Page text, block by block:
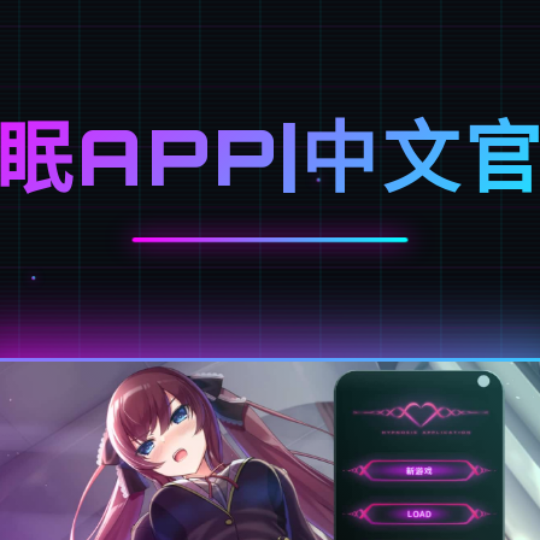
APP|中文